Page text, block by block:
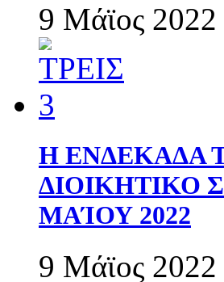
9 Μάϊος 2022
Η ΕΝΔΕΚΑΔΑ
ΔΙΟΙΚΗΤΙΚΟ
ΜΑΊΟΥ 2022
9 Μάϊος 2022